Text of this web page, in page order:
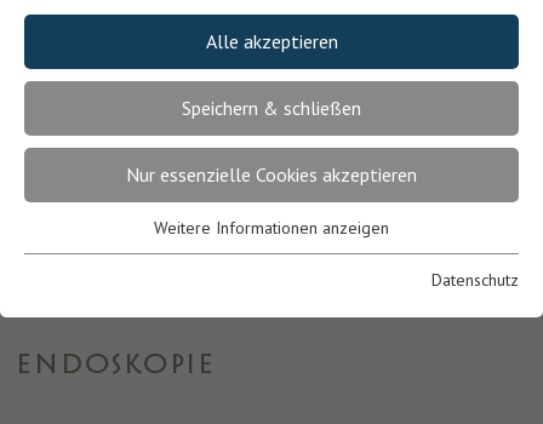
Previous
ENDOSKOPIE
Alle akzeptieren
Speichern & schließen
Nur essenzielle Cookies akzeptieren
Essenzielle Cookies werden für grundlegende Funktionen der
einwandfrei funktioniert.
Name cookie_optin
Cookie-Informationen anzeigen
Weitere Informationen anzeigen
Datenschutz